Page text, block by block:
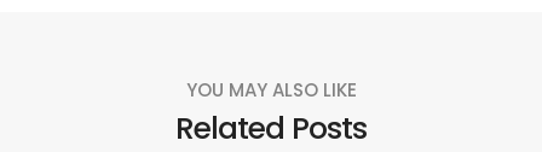
YOU MAY ALSO LIKE
Related Posts